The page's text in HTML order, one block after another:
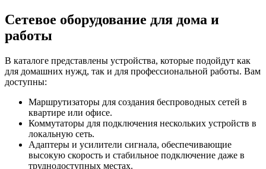
Сетевое оборудование для дома и
работы
В каталоге представлены устройства, которые подойдут как
для домашних нужд, так и для профессиональной работы. Вам
доступны:
Маршрутизаторы для создания беспроводных сетей в
квартире или офисе.
Коммутаторы для подключения нескольких устройств в
локальную сеть.
Адаптеры и усилители сигнала, обеспечивающие
высокую скорость и стабильное подключение даже в
труднодоступных местах.